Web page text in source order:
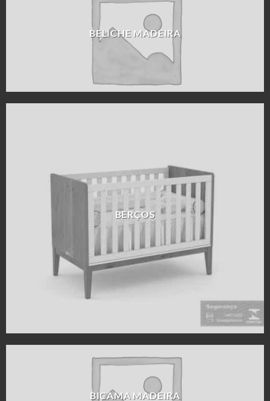
BELICHE MADEIRA
BERÇOS
BICAMA MADEIRA